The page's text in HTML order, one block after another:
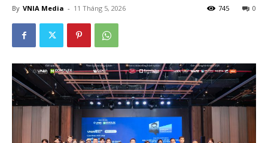
By VNIA Media - 11 Tháng 5, 2026 0
745